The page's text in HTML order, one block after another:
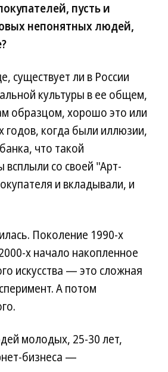
пусть и
непонятных людей,
существует ли в России
культуры в ее общем,
образцом, хорошо это или
когда были иллюзии,
что такой
со своей "Арт-
и вкладывали, и
Поколение 1990-х
х начало накопленное
искусства — это сложная
А потом
молодых, 25-30 лет,
бизнеса —